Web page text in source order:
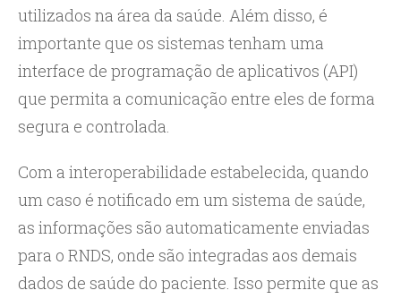
utilizados na área da saúde. Além disso, é
importante que os sistemas tenham uma
interface de programação de aplicativos (API)
que permita a comunicação entre eles de forma
segura e controlada.
Com a interoperabilidade estabelecida, quando
um caso é notificado em um sistema de saúde,
as informações são automaticamente enviadas
para o RNDS, onde são integradas aos demais
dados de saúde do paciente. Isso permite que as